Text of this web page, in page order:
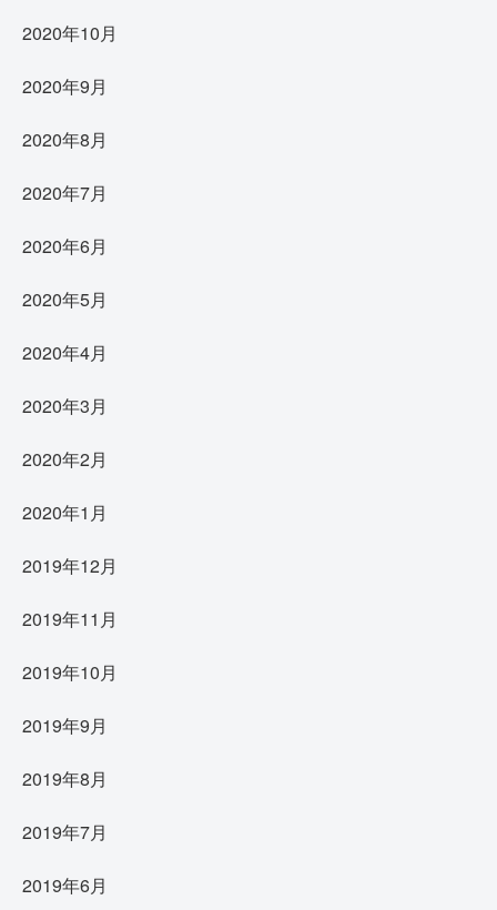
2020年10月
2020年9月
2020年8月
2020年7月
2020年6月
2020年5月
2020年4月
2020年3月
2020年2月
2020年1月
2019年12月
2019年11月
2019年10月
2019年9月
2019年8月
2019年7月
2019年6月